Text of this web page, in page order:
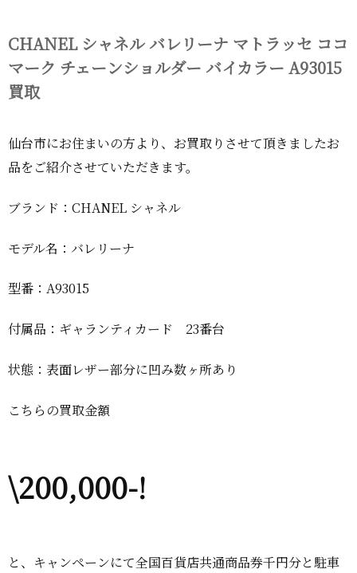
CHANEL シャネル バレリーナ マトラッセ ココ
マーク チェーンショルダー バイカラー A93015
買取
仙台市にお住まいの方より、お買取りさせて頂きましたお
品をご紹介させていただきます。
ブランド：CHANEL シャネル
モデル名：バレリーナ
型番：A93015
付属品：ギャランティカード 23番台
状態：表面レザー部分に凹み数ヶ所あり
こちらの買取金額
\200,000-!
と、キャンペーンにて全国百貨店共通商品券千円分と駐車